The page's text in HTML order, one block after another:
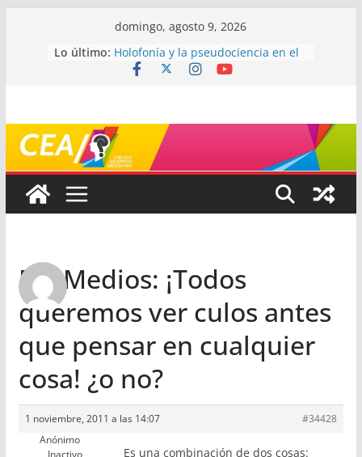
domingo, agosto 9, 2026
Lo último: Holofonía y la pseudociencia en el
audio
Mayéutica (o cómo debatir sin
terminar a los golpes)
Somos menos capaces de lo que
Re: Medios: ¡Todos
queremos ver culos antes
que pensar en cualquier
cosa! ¿o no?
1 noviembre, 2011 a las 14:07
#34428
Anónimo
Inactivo
Es una combinación de dos cosas: